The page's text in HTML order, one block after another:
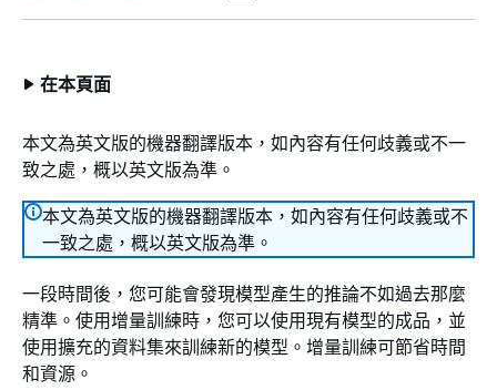
在本頁面
本文為英文版的機器翻譯版本，如內容有任何歧義或不一
致之處，概以英文版為準。
本文為英文版的機器翻譯版本，如內容有任何歧義或不
一致之處，概以英文版為準。
一段時間後，您可能會發現模型產生的推論不如過去那麼
精準。使用增量訓練時，您可以使用現有模型的成品，並
使用擴充的資料集來訓練新的模型。增量訓練可節省時間
和資源。